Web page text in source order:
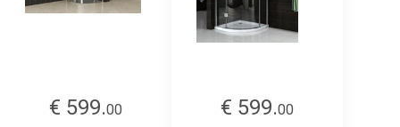
€ 599.00
€ 599.00